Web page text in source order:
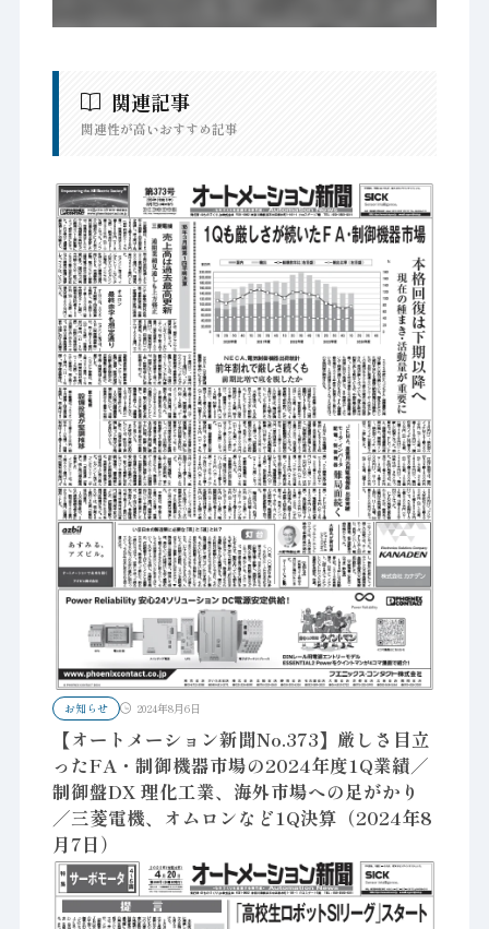
関連記事
関連性が高いおすすめ記事
お知らせ 2024年8月6日
【オートメーション新聞No.373】厳しさ目立
ったFA・制御機器市場の2024年度1Q業績／
制御盤DX 理化工業、海外市場への足がかり
／三菱電機、オムロンなど1Q決算（2024年8
月7日）